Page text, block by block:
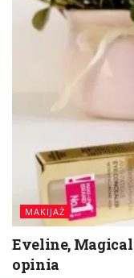
MAKIJAŻ
Eveline,
opinia